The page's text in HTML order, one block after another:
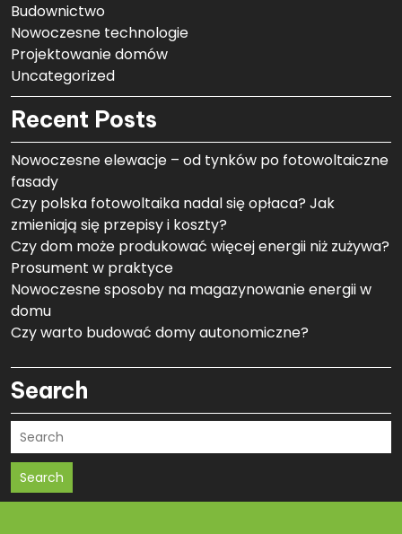
Budownictwo
Nowoczesne technologie
Projektowanie domów
Uncategorized
Recent Posts
Nowoczesne elewacje – od tynków po fotowoltaiczne
fasady
Czy polska fotowoltaika nadal się opłaca? Jak
zmieniają się przepisy i koszty?
Czy dom może produkować więcej energii niż zużywa?
Prosument w praktyce
Nowoczesne sposoby na magazynowanie energii w
domu
Czy warto budować domy autonomiczne?
Search
Search